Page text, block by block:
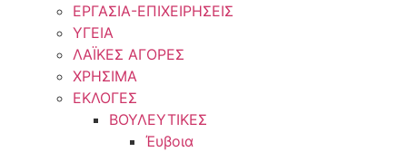
ΕΡΓΑΣΙΑ-ΕΠΙΧΕΙΡΗΣΕΙΣ
ΥΓΕΙΑ
ΛΑΪΚΕΣ ΑΓΟΡΕΣ
ΧΡΗΣΙΜΑ
ΕΚΛΟΓΕΣ
ΒΟΥΛΕΥΤΙΚΕΣ
Έυβοια